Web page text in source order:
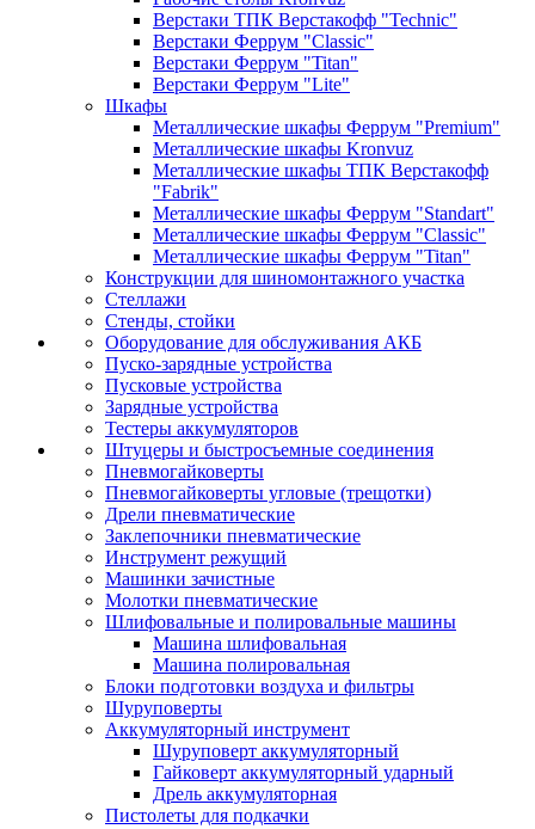
Верстаки ТПК Верстакофф "Technic"
Верстаки Феррум "Classic"
Верстаки Феррум "Titan"
Верстаки Феррум "Lite"
Шкафы
Металлические шкафы Феррум "Premium"
Металлические шкафы Kronvuz
Металлические шкафы ТПК Верстакофф
"Fabrik"
Металлические шкафы Феррум "Standart"
Металлические шкафы Феррум "Classic"
Металлические шкафы Феррум "Titan"
Конструкции для шиномонтажного участка
Стеллажи
Стенды, стойки
Оборудование для обслуживания АКБ
Пуско-зарядные устройства
Пусковые устройства
Зарядные устройства
Тестеры аккумуляторов
Штуцеры и быстросъемные соединения
Пневмогайковерты
Пневмогайковерты угловые (трещотки)
Дрели пневматические
Заклепочники пневматические
Инструмент режущий
Машинки зачистные
Молотки пневматические
Шлифовальные и полировальные машины
Машина шлифовальная
Машина полировальная
Блоки подготовки воздуха и фильтры
Шуруповерты
Аккумуляторный инструмент
Шуруповерт аккумуляторный
Гайковерт аккумуляторный ударный
Дрель аккумуляторная
Пистолеты для подкачки